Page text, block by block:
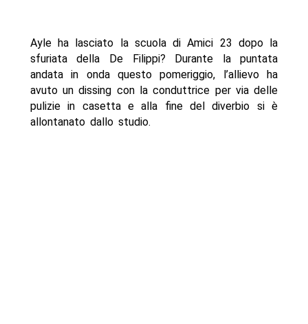
Ayle ha lasciato la scuola di Amici 23 dopo la
sfuriata della De Filippi? Durante la puntata
andata in onda questo pomeriggio, l’allievo ha
avuto un dissing con la conduttrice per via delle
pulizie in casetta e alla fine del diverbio si è
allontanato dallo studio.